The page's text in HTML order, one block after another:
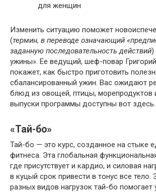
для женщин
Изменить ситуацию поможет
(термин, в переводе означающий
заданную последовательность действий)
ужины». Ее ведущий, шеф-повар
покажет, как быстро приготовить
сбалансированный ужин. Вас ожидают
блюд из овощей, птицы, морепродуктов
выпуски программы доступны вот здесь.
«Тай-бо»
Тай-бо — это курс, созданное на стыке
фитнеса. Эта глобальная
где присутствует и кардио, и силовая
в куцый срок привести в тонус все тело.
разных видов нагрузок тай-бо помогает